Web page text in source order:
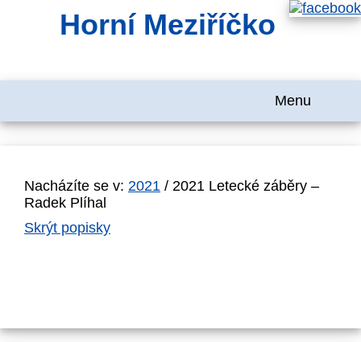
Horní Meziříčko
Menu
Nacházíte se v: 2021 / 2021 Letecké záběry –
Radek Plíhal
Skrýt popisky